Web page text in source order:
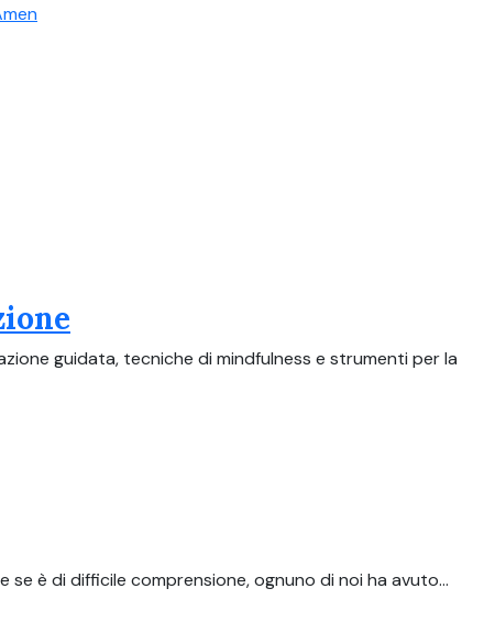
guidata, tecniche di mindfulness e strumenti per la
se è di difficile comprensione, ognuno di noi ha avuto...